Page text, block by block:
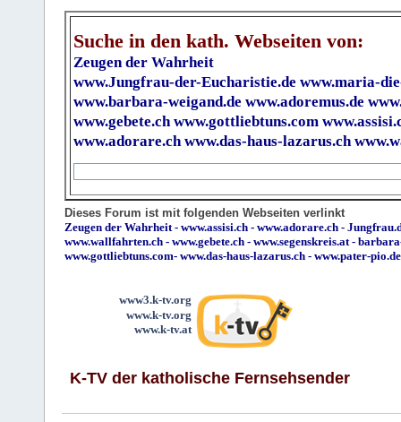
Suche in den kath. Webseiten von:
Zeugen der Wahrheit
www.Jungfrau-der-Eucharistie.de www.maria-
www.barbara-weigand.de www.adoremus.de
www.gebete.ch www.gottliebtuns.com
www.adorare.ch www.das-haus-lazarus.ch
Dieses Forum ist mit folgenden Webseiten verlinkt
Zeugen der Wahrheit - www.assisi.ch - www.adorare.ch -
www.wallfahrten.ch - www.gebete.ch - www.segenskreis.at -
www.gottliebtuns.com- www.das-haus-lazarus.ch - www.pater-pio.de
www3.k-tv.org
www.k-tv.org
www.k-tv.at
K-TV der katholische Fernsehsender